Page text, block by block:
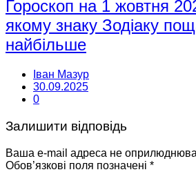
Гороскоп на 1 жовтня
якому знаку Зодіаку
найбільше
Іван Мазур
30.09.2025
0
Залишити відповідь
Ваша e-mail адреса не
Обов’язкові поля позначені *